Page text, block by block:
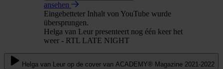
ansehen
Eingebetteter Inhalt von YouTube wurde
übersprungen.
Helga van Leur presenteert nog één keer het
weer - RTL LATE NIGHT
Helga van Leur op de cover van ACADEMY® Magazine 2021-2022